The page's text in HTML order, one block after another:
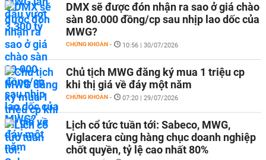
DMX sẽ được đón nhận ra sao ở giá chào
sàn 80.000 đồng/cp sau nhịp lao dốc của
MWG?
CHỨNG KHOÁN - 10:56 | 30/07/2026
Chủ tịch MWG đăng ký mua 1 triệu cp
khi thị giá về đáy một năm
CHỨNG KHOÁN - 07:20 | 29/07/2026
Lịch cổ tức tuần tới: Sabeco, MWG,
Viglacera cùng hàng chục doanh nghiệp
chốt quyền, tỷ lệ cao nhất 80%